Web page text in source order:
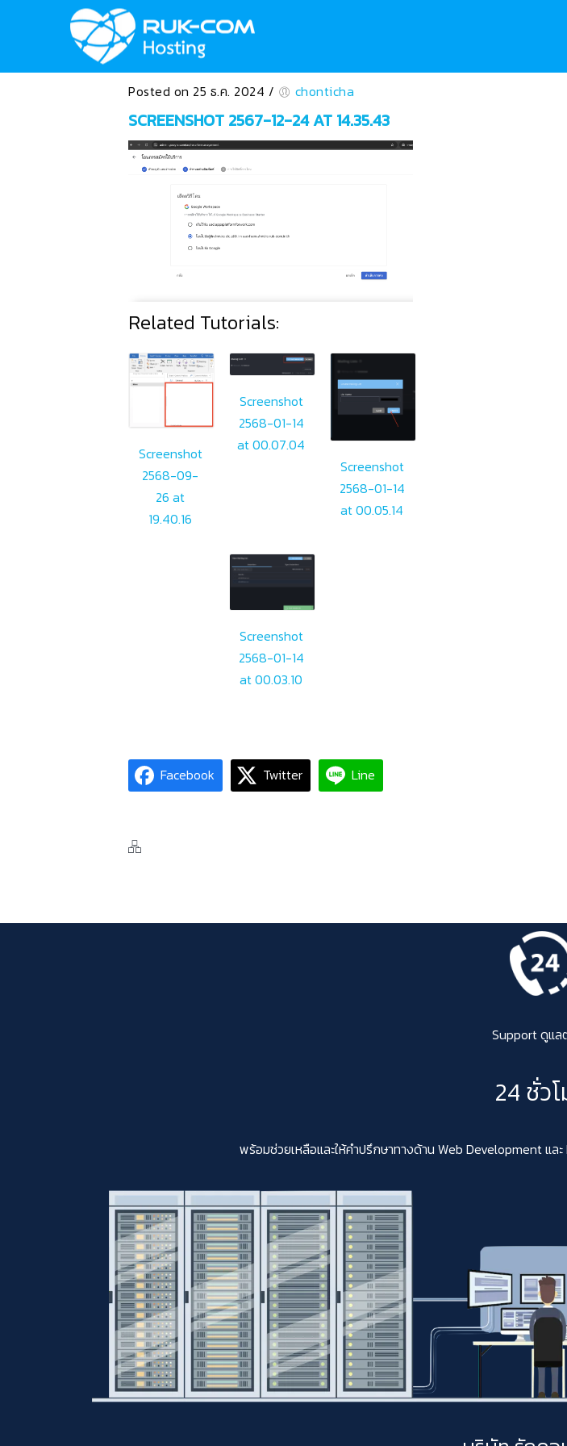
Posted on 25 ธ.ค. 2024 / chonticha
SCREENSHOT 2567-12-24 AT 14.35.43
Related Tutorials:
Screenshot
2568-09-
26 at
19.40.16
Screenshot
2568-01-14
at 00.07.04
Screenshot
2568-01-14
at 00.05.14
Screenshot
2568-01-14
at 00.03.10
Facebook Twitter Line
Support ดูแล
24 ชั่ว
พร้อมช่วยเหลือและให้คำปรึกษาทางด้าน Web Development แล